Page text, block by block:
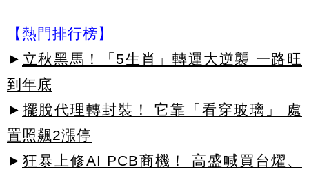
【熱門排行榜】
► 立秋黑馬！「5生肖」轉運大逆襲 一路旺
到年底
► 擺脫代理轉封裝！ 它靠「看穿玻璃」 處
置照飆2漲停
► 狂暴上修AI PCB商機！ 高盛喊買台燿、